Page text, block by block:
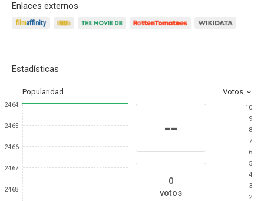
Enlaces externos
Estadísticas
Popularidad Votos
2464
2465
2466
2467
2468
--
0
votos
10
9
8
7
6
5
4
3
2